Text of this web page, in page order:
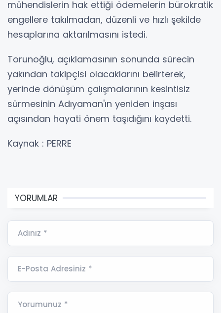
mühendislerin hak ettiği ödemelerin bürokratik
engellere takılmadan, düzenli ve hızlı şekilde
hesaplarına aktarılmasını istedi.
Torunoğlu, açıklamasının sonunda sürecin
yakından takipçisi olacaklarını belirterek,
yerinde dönüşüm çalışmalarının kesintisiz
sürmesinin Adıyaman'ın yeniden inşası
açısından hayati önem taşıdığını kaydetti.
Kaynak : PERRE
YORUMLAR
Adınız *
E-Posta Adresiniz *
Yorumunuz *